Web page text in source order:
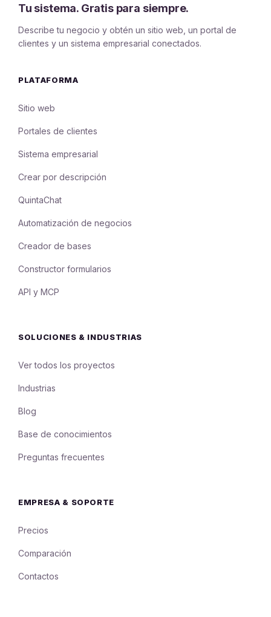
Tu sistema. Gratis para siempre.
Describe tu negocio y obtén un sitio web, un portal de
clientes y un sistema empresarial conectados.
PLATAFORMA
Sitio web
Portales de clientes
Sistema empresarial
Crear por descripción
QuintaChat
Automatización de negocios
Creador de bases
Constructor formularios
API y MCP
SOLUCIONES & INDUSTRIAS
Ver todos los proyectos
Industrias
Blog
Base de conocimientos
Preguntas frecuentes
EMPRESA & SOPORTE
Precios
Comparación
Contactos